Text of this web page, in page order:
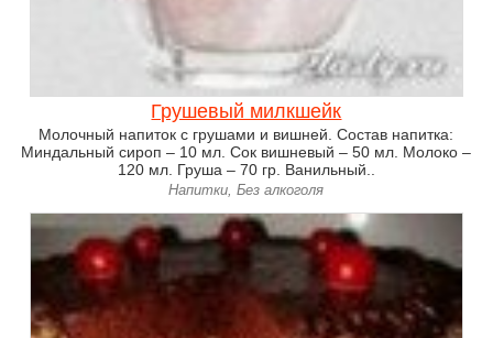
Грушевый милкшейк
Молочный напиток с грушами и вишней. Состав напитка:
Миндальный сироп – 10 мл. Сок вишневый – 50 мл. Молоко –
120 мл. Груша – 70 гр. Ванильный..
Напитки, Без алкоголя